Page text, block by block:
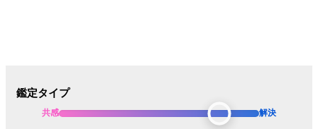
鑑定タイプ
共感 解決